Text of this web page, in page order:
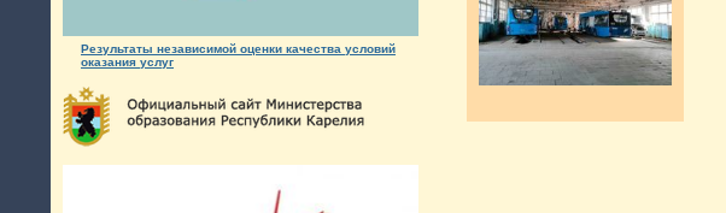
Результаты независимой оценки качества условий
оказания услуг